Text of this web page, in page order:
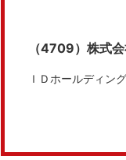
（4709）株式
ＩＤホールディン